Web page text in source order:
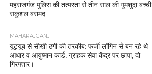
महराजगंज पुलिस की तत्परता से तीन साल की गुमशुदा बच्ची
सकुशल बरामद
MAHARAJGANJ
यूट्यूब से सीखी ठगी की तरकीब: फर्जी लॉगिन से बन रहे थे
आधार व आयुष्मान कार्ड, ग्राहक सेवा केंद्र पर छापा, दो
गिरफ्तार।